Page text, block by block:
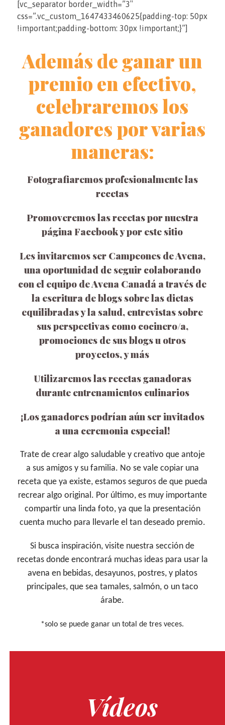
[vc_separator border_width=”3″
css=”.vc_custom_1647433460625{padding-top: 50px
!important;padding-bottom: 30px !important;}”]
Además de ganar un
premio en efectivo,
celebraremos los
ganadores por varias
maneras:
Fotografiaremos profesionalmente las
recetas
Promoveremos las recetas por nuestra
página Facebook y por este sitio
Les invitaremos ser Campeones de Avena,
una oportunidad de seguir colaborando
con el equipo de Avena Canadá a través de
la escritura de blogs sobre las dietas
equilibradas y la salud, entrevistas sobre
sus perspectivas como cocinero/a,
promociones de sus blogs u otros
proyectos, y más
Utilizaremos las recetas ganadoras
durante entrenamientos culinarios
¡Los ganadores podrían aún ser invitados
a una ceremonia especial!
Trate de crear algo saludable y creativo que antoje
a sus amigos y su familia. No se vale copiar una
receta que ya existe, estamos seguros de que pueda
recrear algo original. Por último, es muy importante
compartir una linda foto, ya que la presentación
cuenta mucho para llevarle el tan deseado premio.
Si busca inspiración, visite nuestra sección de
recetas donde encontrará muchas ideas para usar la
avena en bebidas, desayunos, postres, y platos
principales, que sea tamales, salmón, o un taco
árabe.
*solo se puede ganar un total de tres veces.
Vídeos